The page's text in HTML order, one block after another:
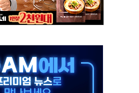
원 유입
시 '야간 카밋' 진행
감 종합계획 수립 착수
온열질환자 2441명